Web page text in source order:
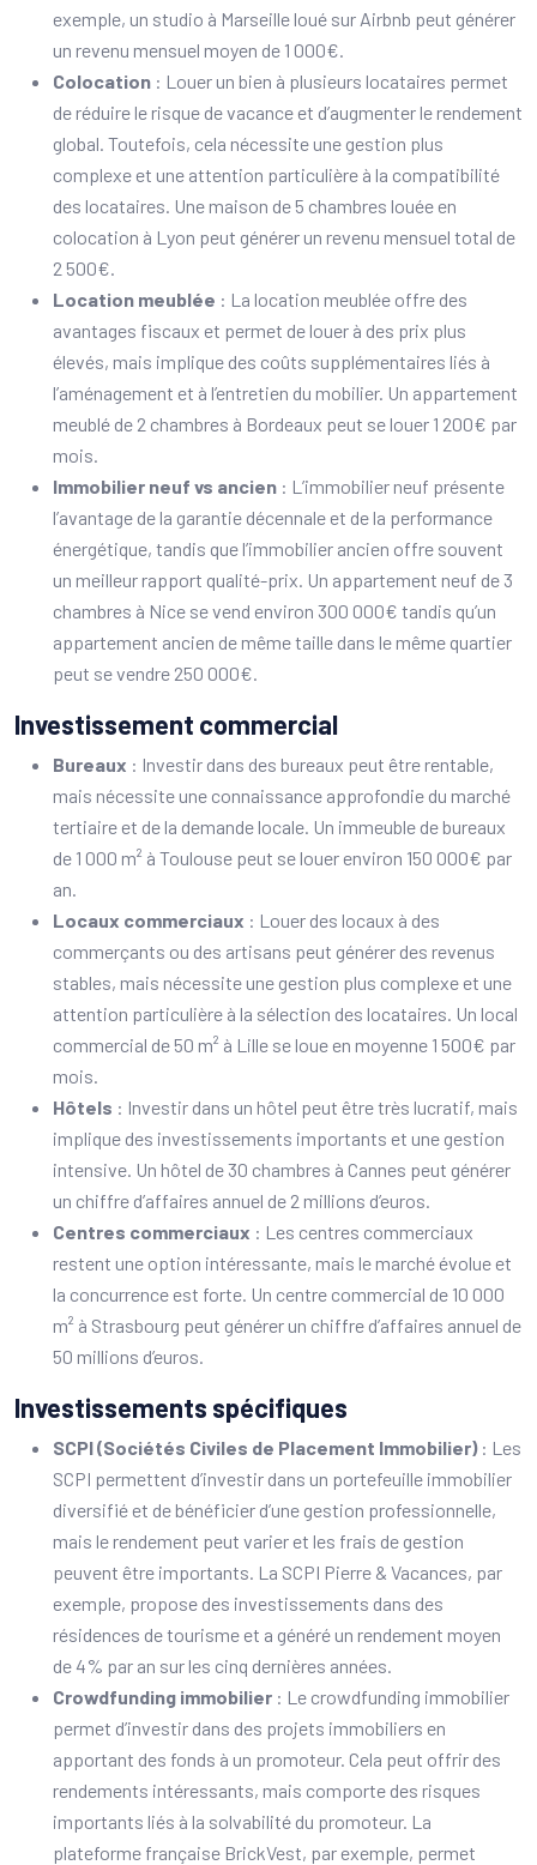
exemple, un studio à Marseille loué sur Airbnb peut générer
un revenu mensuel moyen de 1 000€.
Colocation : Louer un bien à plusieurs locataires permet
de réduire le risque de vacance et d’augmenter le rendement
global. Toutefois, cela nécessite une gestion plus
complexe et une attention particulière à la compatibilité
des locataires. Une maison de 5 chambres louée en
colocation à Lyon peut générer un revenu mensuel total de
2 500€.
Location meublée : La location meublée offre des
avantages fiscaux et permet de louer à des prix plus
élevés, mais implique des coûts supplémentaires liés à
l’aménagement et à l’entretien du mobilier. Un appartement
meublé de 2 chambres à Bordeaux peut se louer 1 200€ par
mois.
Immobilier neuf vs ancien : L’immobilier neuf présente
l’avantage de la garantie décennale et de la performance
énergétique, tandis que l’immobilier ancien offre souvent
un meilleur rapport qualité-prix. Un appartement neuf de 3
chambres à Nice se vend environ 300 000€ tandis qu’un
appartement ancien de même taille dans le même quartier
peut se vendre 250 000€.
Investissement commercial
Bureaux : Investir dans des bureaux peut être rentable,
mais nécessite une connaissance approfondie du marché
tertiaire et de la demande locale. Un immeuble de bureaux
de 1 000 m² à Toulouse peut se louer environ 150 000€ par
an.
Locaux commerciaux : Louer des locaux à des
commerçants ou des artisans peut générer des revenus
stables, mais nécessite une gestion plus complexe et une
attention particulière à la sélection des locataires. Un local
commercial de 50 m² à Lille se loue en moyenne 1 500€ par
mois.
Hôtels : Investir dans un hôtel peut être très lucratif, mais
implique des investissements importants et une gestion
intensive. Un hôtel de 30 chambres à Cannes peut générer
un chiffre d’affaires annuel de 2 millions d’euros.
Centres commerciaux : Les centres commerciaux
restent une option intéressante, mais le marché évolue et
la concurrence est forte. Un centre commercial de 10 000
m² à Strasbourg peut générer un chiffre d’affaires annuel de
50 millions d’euros.
Investissements spécifiques
SCPI (Sociétés Civiles de Placement Immobilier) : Les
SCPI permettent d’investir dans un portefeuille immobilier
diversifié et de bénéficier d’une gestion professionnelle,
mais le rendement peut varier et les frais de gestion
peuvent être importants. La SCPI Pierre & Vacances, par
exemple, propose des investissements dans des
résidences de tourisme et a généré un rendement moyen
de 4% par an sur les cinq dernières années.
Crowdfunding immobilier : Le crowdfunding immobilier
permet d’investir dans des projets immobiliers en
apportant des fonds à un promoteur. Cela peut offrir des
rendements intéressants, mais comporte des risques
importants liés à la solvabilité du promoteur. La
plateforme française BrickVest, par exemple, permet